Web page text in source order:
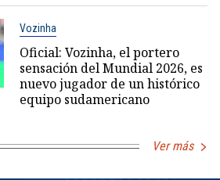
Vozinha
Oficial: Vozinha, el portero
sensación del Mundial 2026, es
nuevo jugador de un histórico
equipo sudamericano
Ver más